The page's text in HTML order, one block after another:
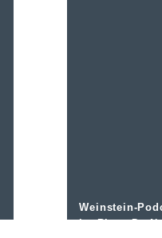
Weinstein-
ist Blanc De